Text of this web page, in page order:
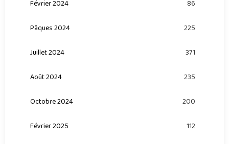
Février 2024 86
Pâques 2024 225
Juillet 2024 371
Août 2024 235
Octobre 2024 200
Février 2025 112